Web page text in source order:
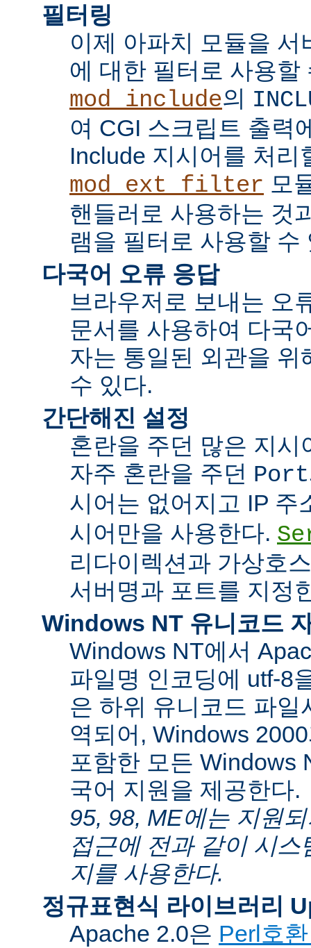
필터링
이제 아파치 모듈을
에 대한 필터로 사용할
mod_include의
여 CGI 스크립트 출력
Include 지시어를 처리
mod_ext_filter 모
핸들러로 사용하는 것
램을 필터로 사용할 수
다국어 오류 응답
브라우저로 보내는 오
문서를 사용하여 다국
자는 통일된 외관을 위
수 있다.
간단해진 설정
혼란을 주던 많은 지시
자주 혼란을 주던 Port
시어는 없어지고 IP 주
시어만을 사용한다.
리다이렉션과 가상호
서버명과 포트를 지정
Windows NT 유니코드
Windows NT에서
파일명 인코딩에 utf-8
은 하위 유니코드 파일
역되어, Windows
포함한 모든 Windows
국어 지원을 제공한다.
95, 98, ME에는 지원
접근에 전과 같이 시
지를 사용한다.
정규표현식 라이브러리
Apache 2.0은 Perl호